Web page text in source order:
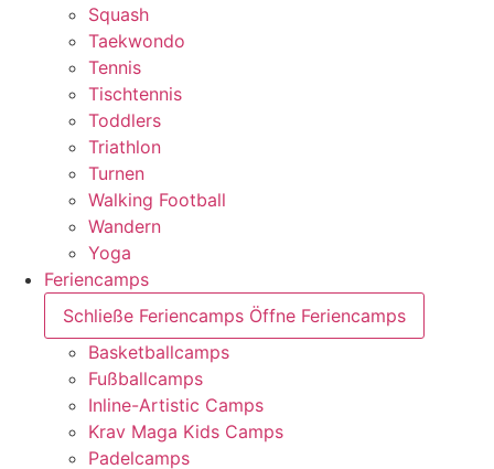
Squash
Taekwondo
Tennis
Tischtennis
Toddlers
Triathlon
Turnen
Walking Football
Wandern
Yoga
Feriencamps
Schließe Feriencamps Öffne Feriencamps
Basketballcamps
Fußballcamps
Inline-Artistic Camps
Krav Maga Kids Camps
Padelcamps